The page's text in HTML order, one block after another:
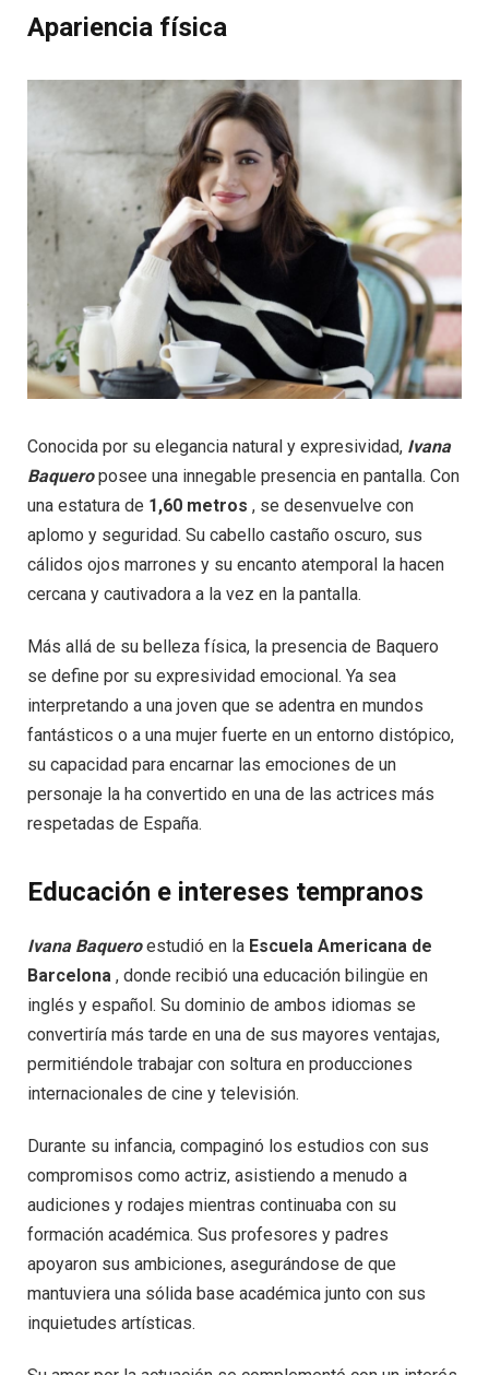
Apariencia física
Conocida por su elegancia natural y expresividad, Ivana
Baqueroposee una innegable presencia en pantalla. Con
una estatura de 1,60 metros , se desenvuelve con
aplomo y seguridad. Su cabello castaño oscuro, sus
cálidos ojos marrones y su encanto atemporal la hacen
cercana y cautivadora a la vez en la pantalla.
Más allá de su belleza física, la presencia de Baquero
se define por su expresividad emocional. Ya sea
interpretando a una joven que se adentra en mundos
fantásticos o a una mujer fuerte en un entorno distópico,
su capacidad para encarnar las emociones de un
personaje la ha convertido en una de las actrices más
respetadas de España.
Educación e intereses tempranos
Ivana Baqueroestudió en la Escuela Americana de
Barcelona , ​​donde recibió una educación bilingüe en
inglés y español. Su dominio de ambos idiomas se
convertiría más tarde en una de sus mayores ventajas,
permitiéndole trabajar con soltura en producciones
internacionales de cine y televisión.
Durante su infancia, compaginó los estudios con sus
compromisos como actriz, asistiendo a menudo a
audiciones y rodajes mientras continuaba con su
formación académica. Sus profesores y padres
apoyaron sus ambiciones, asegurándose de que
mantuviera una sólida base académica junto con sus
inquietudes artísticas.